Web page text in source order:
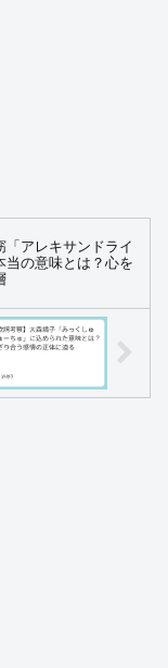
「アレキサンドライ
当の意味とは？心を